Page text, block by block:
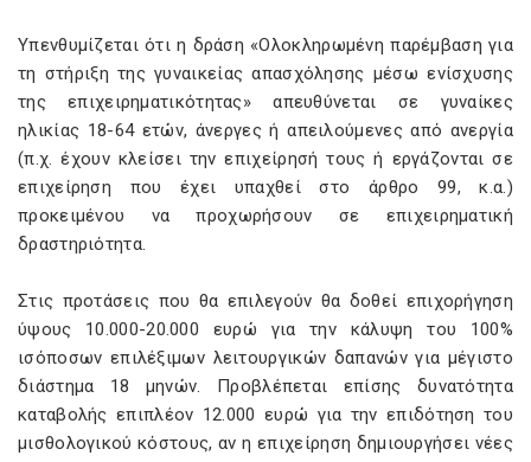
Υπενθυμίζεται ότι η δράση «Ολοκληρωμένη παρέμβαση για
τη στήριξη της γυναικείας απασχόλησης μέσω ενίσχυσης
της επιχειρηματικότητας» απευθύνεται σε γυναίκες
ηλικίας 18-64 ετών, άνεργες ή απειλούμενες από ανεργία
(π.χ. έχουν κλείσει την επιχείρησή τους ή εργάζονται σε
επιχείρηση που έχει υπαχθεί στο άρθρο 99, κ.α.)
προκειμένου να προχωρήσουν σε επιχειρηματική
δραστηριότητα.
Στις προτάσεις που θα επιλεγούν θα δοθεί επιχορήγηση
ύψους 10.000-20.000 ευρώ για την κάλυψη του 100%
ισόποσων επιλέξιμων λειτουργικών δαπανών για μέγιστο
διάστημα 18 μηνών. Προβλέπεται επίσης δυνατότητα
καταβολής επιπλέον 12.000 ευρώ για την επιδότηση του
μισθολογικού κόστους, αν η επιχείρηση δημιουργήσει νέες